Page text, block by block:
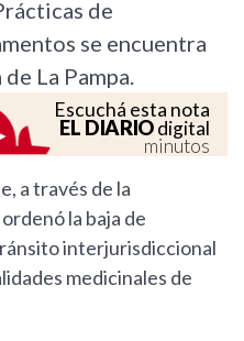
de
se encuentra
La Pampa.
Escuchá esta nota
EL DIARIOdigital
minutos
a través de la
la baja de
interjurisdiccional
medicinales de